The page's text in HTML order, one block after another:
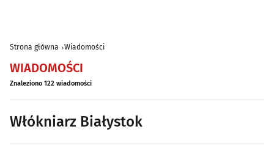
Strona główna Wiadomości
WIADOMOŚCI
Znaleziono 122 wiadomości
Włókniarz Białystok